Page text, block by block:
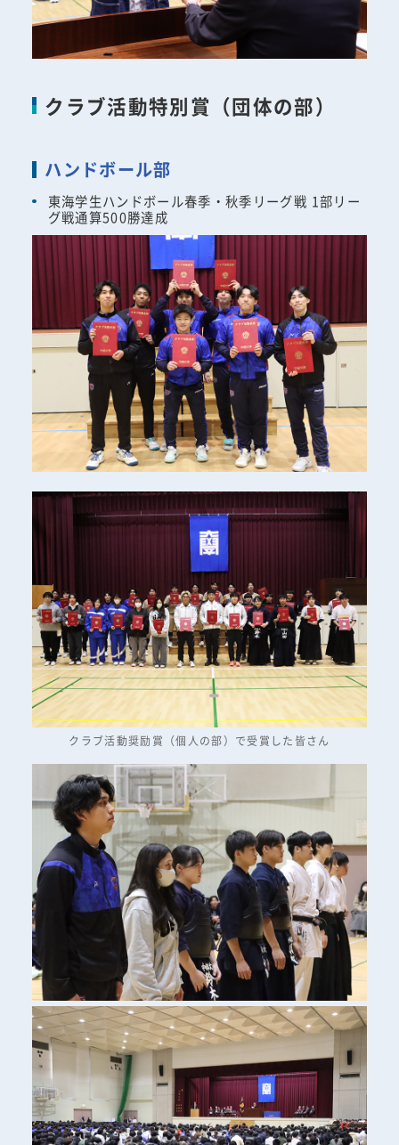
クラブ活動特別賞（団体の部）
ハンドボール部
東海学生ハンドボール春季・秋季リーグ戦 1部リー
グ戦通算500勝達成
クラブ活動奨励賞（個人の部）で受賞した皆さん